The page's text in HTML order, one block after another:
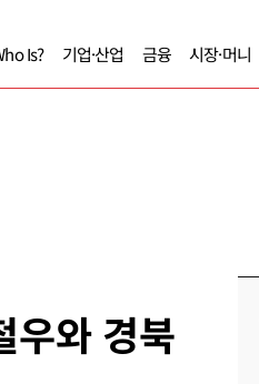
Is? 기업·산업 금융 시장·머니
우와 경북